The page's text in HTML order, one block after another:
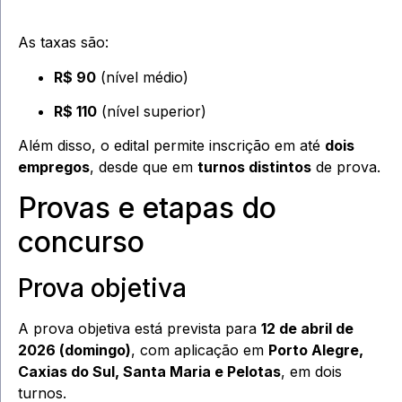
As taxas são:
R$ 90 (nível médio)
R$ 110 (nível superior)
Além disso, o edital permite inscrição em até dois
empregos, desde que em turnos distintos de prova.
Provas e etapas do
concurso
Prova objetiva
A prova objetiva está prevista para 12 de abril de
2026 (domingo), com aplicação em Porto Alegre,
Caxias do Sul, Santa Maria e Pelotas, em dois
turnos.